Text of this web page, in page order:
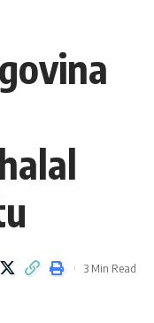
3 Min Read